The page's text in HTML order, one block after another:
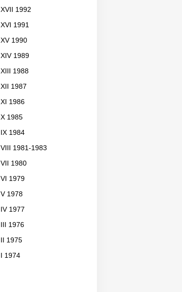
XVII 1992
XVI 1991
XV 1990
XIV 1989
XIII 1988
XII 1987
XI 1986
X 1985
IX 1984
VIII 1981-1983
VII 1980
VI 1979
V 1978
IV 1977
III 1976
II 1975
I 1974